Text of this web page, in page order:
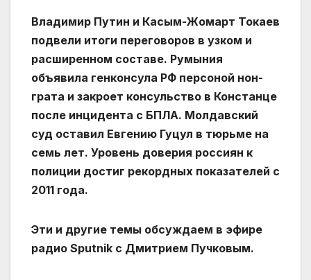
Владимир Путин и Касым-Жомарт Токаев
подвели итоги переговоров в узком и
расширенном составе. Румыния
объявила генконсула РФ персоной нон-
грата и закроет консульство в Констанце
после инцидента с БПЛА. Молдавский
суд оставил Евгению Гуцул в тюрьме на
семь лет. Уровень доверия россиян к
полиции достиг рекордных показателей с
2011 года.
Эти и другие темы обсуждаем в эфире
радио Sputnik с Дмитрием Пучковым.